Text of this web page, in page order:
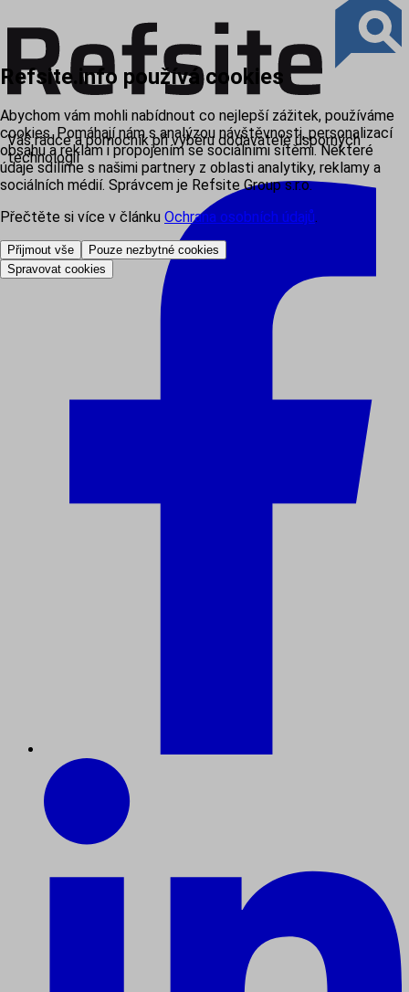
Váš rádce a pomocník při výběru dodavatele úsporných
technologií
Refsite.info používá cookies
Abychom vám mohli nabídnout co nejlepší zážitek, používáme
cookies. Pomáhají nám s analýzou návštěvnosti, personalizací
obsahu a reklam i propojením se sociálními sítěmi. Některé
údaje sdílíme s našimi partnery z oblasti analytiky, reklamy a
sociálních médií. Správcem je Refsite Group s.r.o.
Přečtěte si více v článku Ochrana osobních údajů.
Přijmout vše
Pouze nezbytné cookies
Spravovat cookies